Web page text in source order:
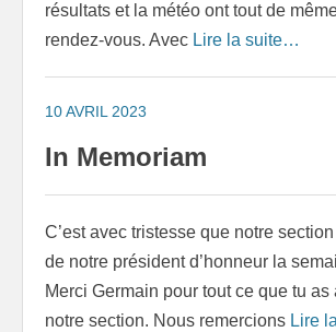
résultats et la météo ont tout de
rendez-vous. Avec Lire la suite…
10 AVRIL 2023
In Memoriam
C’est avec tristesse que notre
de notre président d’honneur la
Merci Germain pour tout ce que tu as
notre section. Nous remercions Lire